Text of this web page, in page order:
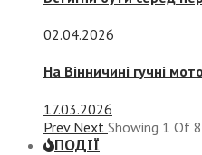
02.04.2026
На Вінничині гучні
17.03.2026
Prev Next Showing 1 Of
ПОДІЇ